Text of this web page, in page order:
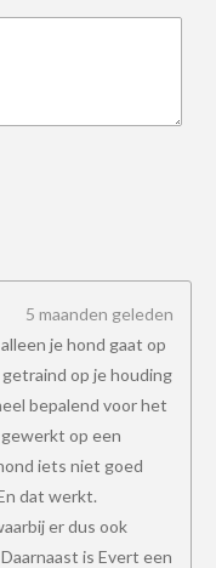
5 maanden geleden
je hond gaat op
op je houding
bepalend voor het
op een
iets niet goed
dat werkt.
er dus ook
is Evert een